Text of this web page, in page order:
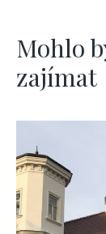
Mohlo
zajímat